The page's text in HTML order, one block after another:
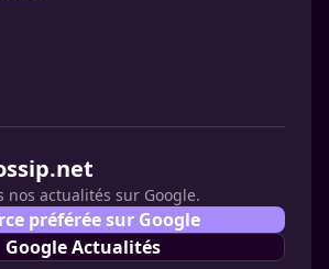
nos actualités sur Google.
préférée sur Google
Google Actualités